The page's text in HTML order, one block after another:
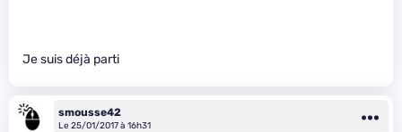
Je suis déjà parti
smousse42
Le 25/01/2017 à 16h31